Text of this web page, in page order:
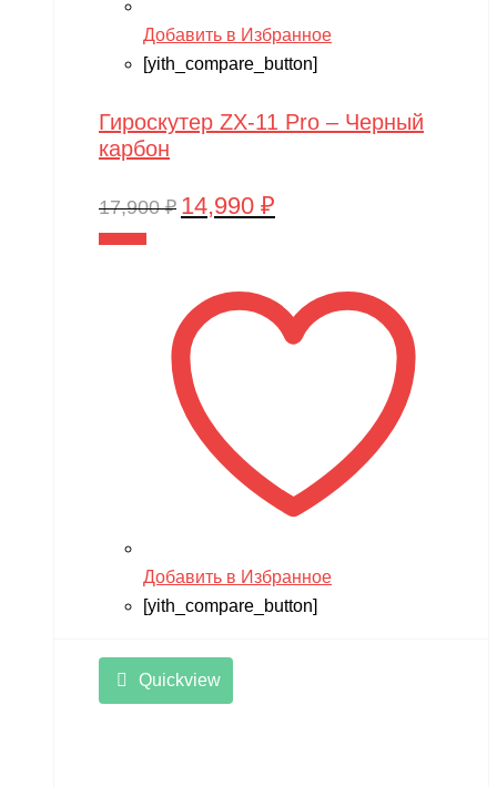
Добавить в Избранное
[yith_compare_button]
Гироскутер ZX-11 Pro – Черный
карбон
17,900₽ Первоначальная
17,900 ₽.
14,990 ₽
Добавить в Избранное
[yith_compare_button]
Quickview